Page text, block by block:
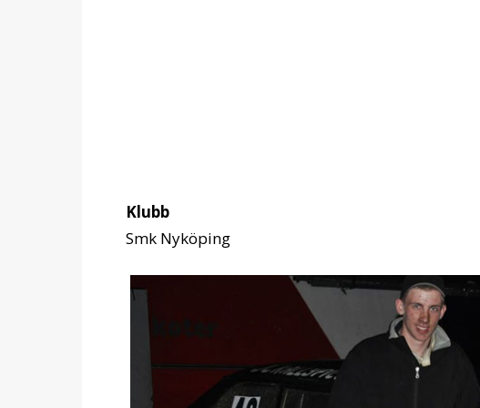
Klubb
Smk Nyköping